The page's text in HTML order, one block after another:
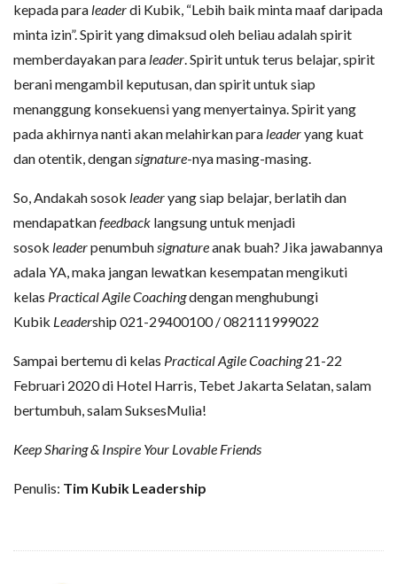
kepada para leaderdi Kubik, “Lebih baik minta maaf daripada
minta izin”. Spirit yang dimaksud oleh beliau adalah spirit
memberdayakan para leader. Spirit untuk terus belajar, spirit
berani mengambil keputusan, dan spirit untuk siap
menanggung konsekuensi yang menyertainya. Spirit yang
pada akhirnya nanti akan melahirkan para leaderyang kuat
dan otentik, dengansignature-nya masing-masing.
So, Andakah sosok leaderyang siap belajar, berlatih dan
mendapatkanfeedback langsung untuk menjadi
sosok leaderpenumbuhsignatureanak buah? Jika jawabannya
adala YA, maka jangan lewatkan kesempatan mengikuti
kelas Practical Agile Coachingdengan menghubungi
Kubik Leadership 021-29400100 / 082111999022
Sampai bertemu di kelas Practical Agile Coaching21-22
Februari 2020 di Hotel Harris, Tebet Jakarta Selatan, salam
bertumbuh, salam SuksesMulia!
Keep Sharing & Inspire Your Lovable Friends
Penulis: Tim Kubik Leadership